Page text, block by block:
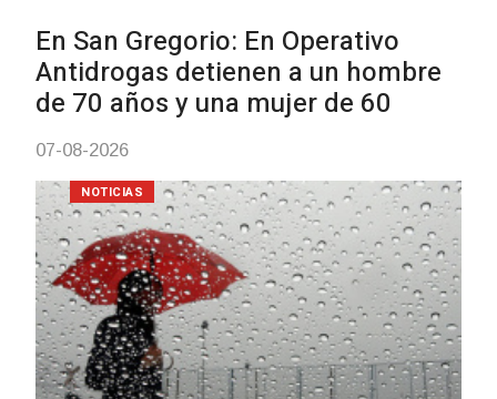
Facultad de Artes llega a
con dos cursos de formación
03-08-2026
NOTICIAS